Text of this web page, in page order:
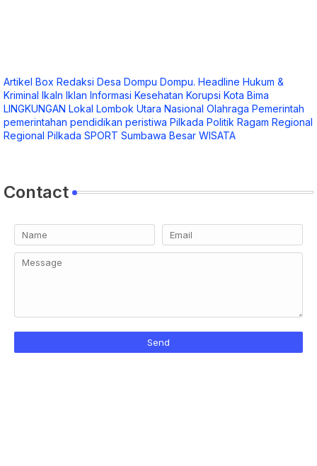
Artikel Box Redaksi Desa Dompu Dompu. Headline Hukum &
Kriminal Ikaln Iklan Informasi Kesehatan Korupsi Kota Bima
LINGKUNGAN Lokal Lombok Utara Nasional Olahraga Pemerintah
pemerintahan pendidikan peristiwa Pilkada Politik Ragam Regional
Regional Pilkada SPORT Sumbawa Besar WISATA
Contact